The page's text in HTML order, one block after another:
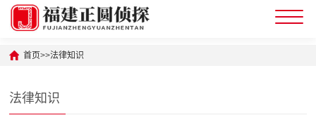
首页>>法律知识
法律知识